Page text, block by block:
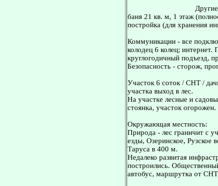
баня 21 кв. м, 1 этаж
постройка (для хранения
Коммуникации - все
колодец 6 колец; интернет.
круглогодичный подъезд,
Безопасность - сторож,
Участок 6 соток / СНТ /
участка выход в лес.
На участке лесные и
стоянка, участок огорожен.
Окружающая местность:
Природа - лес граничит с
езды, Озеринское, Рузское
Таруса в 400 м.
Недалеко развитая
построились.
автобус, маршрутка от